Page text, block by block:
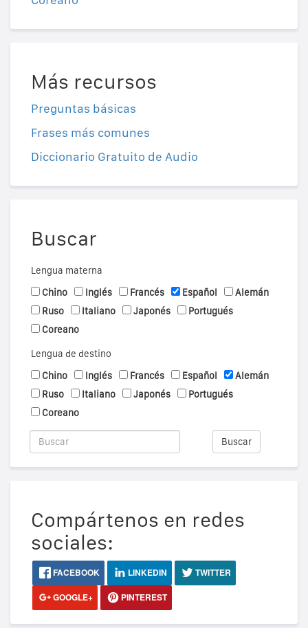
Más recursos
Preguntas básicas
Frases más comunes
Diccionario Gratuito de Audio
Buscar
Lengua materna
Chino
Inglés Francés Español
Alemán
Ruso
Italiano Japonés
Portugués
Coreano
Lengua de destino
Chino
Inglés Francés Español
Alemán
Ruso
Italiano Japonés
Portugués
Coreano
Buscar
Compártenos en redes
sociales:
FACEBOOK LINKEDIN
TWITTER
GOOGLE+
PINTEREST